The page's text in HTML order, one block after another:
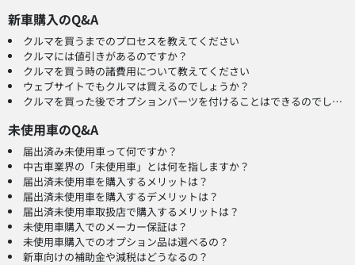
新車購入のQ&A
クルマを買うまでのプロセスを教えてください
クルマには値引きがあるのですか？
クルマを買う時の諸費用について教えてください
ウェブサイトでもクルマは買えるのでしょうか？
クルマを買った後でオプションパーツを付けることはできるのでしょうか？
未使用車のQ&A
届出済み未使用車って何ですか？
中古車業界の「未使用車」とは何を指しますか？
届出済未使用車を購入するメリットは？
届出済未使用車を購入するデメリットは？
届出済未使用車取扱店で購入するメリットは？
未使用車購入でのメーカー保証は？
未使用車購入でのオプション品は選べるの？
新車向けの補助金や減税はどうなるの？